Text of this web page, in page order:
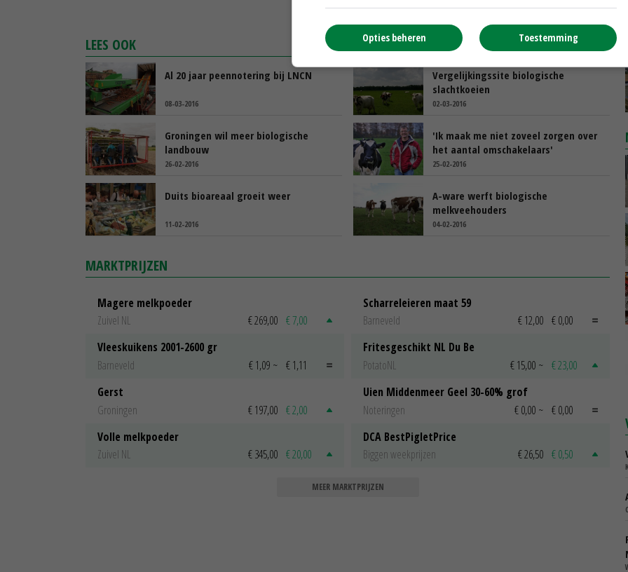
LEES OOK
Al 20 jaar peennotering bij LNCN
08-03-2016
Vergelijkingssite biologische
slachtkoeien
02-03-2016
Groningen wil meer biologische
landbouw
26-02-2016
'Ik maak me niet zoveel zorgen over
het aantal omschakelaars'
25-02-2016
Duits bioareaal groeit weer
11-02-2016
A-ware werft biologische
melkveehouders
04-02-2016
MARKTPRIJZEN
Magere melkpoeder
Zuivel NL
€ 269,00 € 7,00
Vleeskuikens 2001-2600 gr
Barneveld
€ 1,09 ~ € 1,11
Gerst
Groningen
€ 197,00 € 2,00
Volle melkpoeder
Zuivel NL
€ 345,00 € 20,00
Scharreleieren maat 59
Barneveld
€ 12,00 € 0,00
Fritesgeschikt NL Du Be
PotatoNL
€ 15,00 ~ € 23,00
Uien Middenmeer Geel 30-60% grof
Noteringen
€ 0,00 ~ € 0,00
DCA BestPigletPrice
Biggen weekprijzen
€ 26,50 € 0,50
MEER MARKTPRIJZEN
Toestemming
Opties beheren